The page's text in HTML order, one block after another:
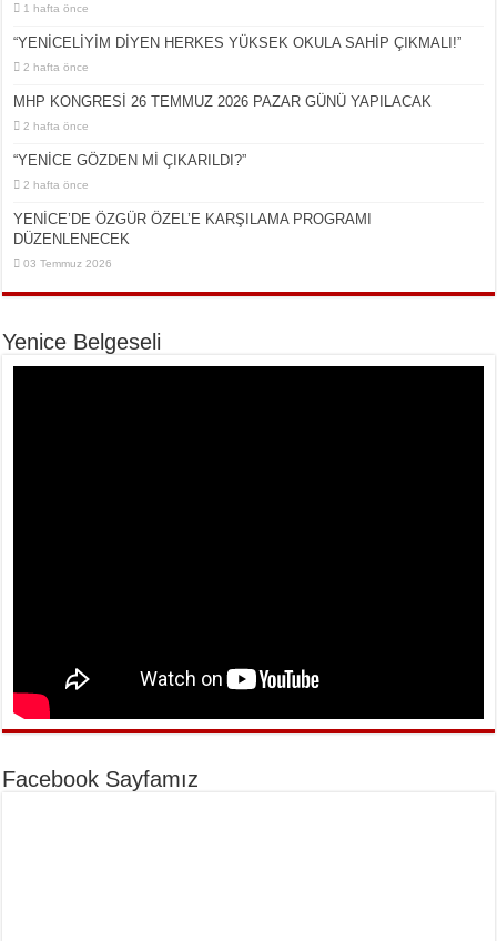
1 hafta önce
“YENİCELİYİM DİYEN HERKES YÜKSEK OKULA SAHİP ÇIKMALI!”
2 hafta önce
MHP KONGRESİ 26 TEMMUZ 2026 PAZAR GÜNÜ YAPILACAK
2 hafta önce
“YENİCE GÖZDEN Mİ ÇIKARILDI?”
2 hafta önce
YENİCE’DE ÖZGÜR ÖZEL’E KARŞILAMA PROGRAMI
DÜZENLENECEK
03 Temmuz 2026
Yenice Belgeseli
Facebook Sayfamız